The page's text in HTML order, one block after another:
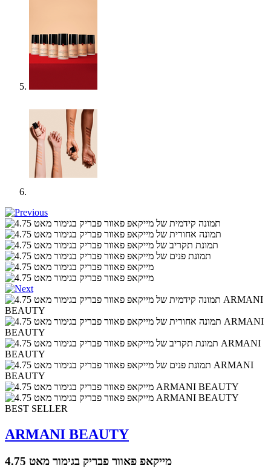
BEST SELLER
ARMANI BEAUTY
מייקאפ פאוור פבריק בגימור מאט 4.75